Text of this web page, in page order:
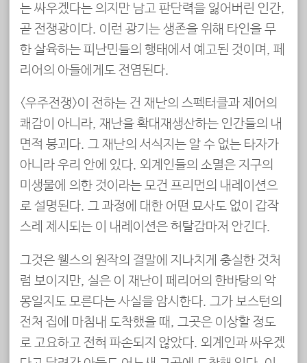
는 싸우겠다는 의지만 남고 판단력을 잃어버린 인간,
곧 전쟁광이다. 이런 광기는 생존을 위해 타인을 무
한 살육하는 피난민들의 행태에서 예고된 것이며, 페
리어의 아들에게도 전염된다.
<우주전쟁>이 전하는 건 재난의 스펙터클과 제어의
쾌감이 아니라, 재난을 확대재생산하는 인간들의 내
면적 붕괴다. 그 재난의 서식지는 알 수 없는 타자가
아니라 우리 안에 있다. 외계인들의 소멸은 지구의
미생물에 의한 것이라는 모건 프리먼의 내레이션으
로 설명된다. 그 과정에 대한 어떤 묘사도 없이 갑작
스레 제시되는 이 내레이션은 허탈감마저 안긴다.
그것은 웰스의 원작의 결말에 지나치게 충실한 것처
럼 보이지만, 실은 이 재난이 페리어의 한바탕의 악
몽일지도 모른다는 사실을 암시한다. 그가 보스턴의
전처 집에 마침내 도착했을 때, 그곳은 이상할 정도
로 고요하고 전혀 파손되지 않았다. 외계인과 싸우겠